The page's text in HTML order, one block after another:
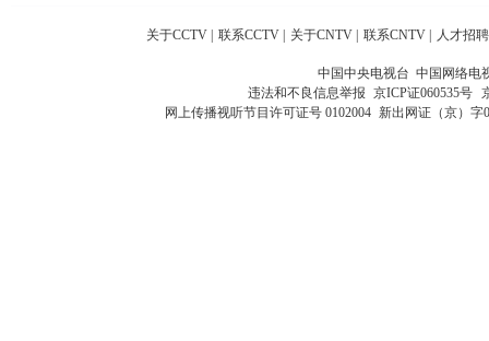
关于CCTV | 联系CCTV | 关于CNTV | 联系CNTV | 人才招聘
中国中央电视台 中国网络电
违法和不良信息举报 京ICP证060535号
网上传播视听节目许可证号 0102004 新出网证（京）